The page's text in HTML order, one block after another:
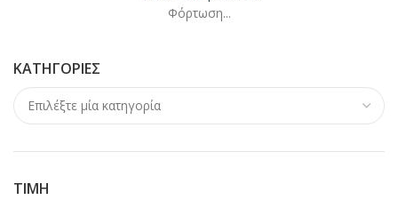
ΚΑΤΗΓΟΡΊΕΣ
ΤΙΜΉ
Φόρτωση...